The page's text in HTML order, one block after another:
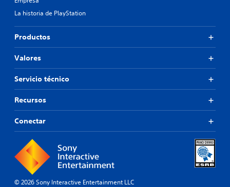
La historia de PlayStation
Productos
Valores
Servicio técnico
Recursos
Conectar
© 2026 Sony Interactive Entertainment LLC